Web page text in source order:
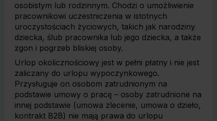
osobistym lub rodzinnym. Chodzi o umożliwienie
pracownikowi uczestniczenia w istotnych
uroczystościach życiowych, takich jak narodziny
dziecka, ślub pracownika lub jego dziecka, a także
zgon i pogrzeb bliskiej osoby.
Urlop okolicznościowy jest w pełni płatny i nie jest
zaliczany do urlopu wypoczynkowego.
Przysługuje on osobom zatrudnionym na
podstawie umowy o pracę – osoby zatrudnione na
innej podstawie (umowa zlecenie, umowa o dzieło,
kontrakt B2B) nie mają prawa do urlopu